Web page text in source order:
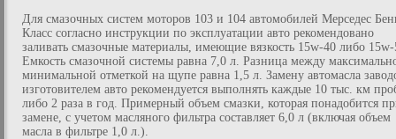
Для смазочных систем моторов 103 и 104 автомобилей Мерседес
Класс согласно инструкции по эксплуатации авто рекомендовано
заливать смазочные материалы, имеющие вязкость 15w-40 либо
Емкость смазочной системы равна 7,0 л. Разница между
минимальной отметкой на щупе равна 1,5 л. Замену автомасла
изготовителем авто рекомендуется выполнять каждые 10 тыс. км
либо 2 раза в год. Примерный объем смазки, которая понадобится
замене, с учетом масляного фильтра составляет 6,0 л (включая объем
масла в фильтре 1,0 л.).